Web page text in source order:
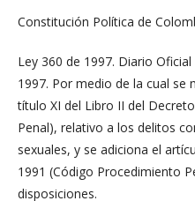
Constitución Política de
Ley 360 de 1997. Diario
1997. Por medio de la cual se
título XI del Libro II del
Penal), relativo a los delitos
sexuales, y se adiciona el
1991 (Código Procedimiento
disposiciones.